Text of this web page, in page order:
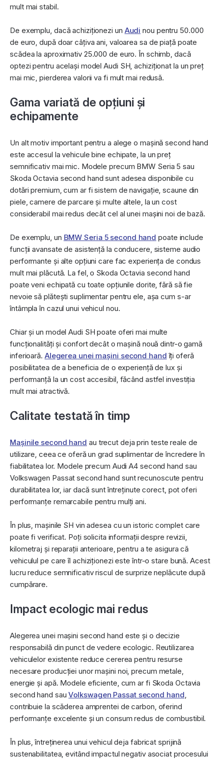
mult mai stabil.
De exemplu, dacă achiziționezi un Audi nou pentru 50.000
de euro, după doar câțiva ani, valoarea sa de piață poate
scădea la aproximativ 25.000 de euro. În schimb, dacă
optezi pentru același model Audi SH, achiziționat la un preț
mai mic, pierderea valorii va fi mult mai redusă.
Gama variată de opțiuni și
echipamente
Un alt motiv important pentru a alege o mașină second hand
este accesul la vehicule bine echipate, la un preț
semnificativ mai mic. Modele precum BMW Seria 5 sau
Skoda Octavia second hand sunt adesea disponibile cu
dotări premium, cum ar fi sistem de navigație, scaune din
piele, camere de parcare și multe altele, la un cost
considerabil mai redus decât cel al unei mașini noi de bază.
De exemplu, un BMW Seria 5 second hand poate include
funcții avansate de asistență la conducere, sisteme audio
performante și alte opțiuni care fac experiența de condus
mult mai plăcută. La fel, o Skoda Octavia second hand
poate veni echipată cu toate opțiunile dorite, fără să fie
nevoie să plătești suplimentar pentru ele, așa cum s-ar
întâmpla în cazul unui vehicul nou.
Chiar și un model Audi SH poate oferi mai multe
funcționalități și confort decât o mașină nouă dintr-o gamă
inferioară. Alegerea unei mașini second hand îți oferă
posibilitatea de a beneficia de o experiență de lux și
performanță la un cost accesibil, făcând astfel investiția
mult mai atractivă.
Calitate testată în timp
Mașinile second hand au trecut deja prin teste reale de
utilizare, ceea ce oferă un grad suplimentar de încredere în
fiabilitatea lor. Modele precum Audi A4 second hand sau
Volkswagen Passat second hand sunt recunoscute pentru
durabilitatea lor, iar dacă sunt întreținute corect, pot oferi
performanțe remarcabile pentru mulți ani.
În plus, mașinile SH vin adesea cu un istoric complet care
poate fi verificat. Poți solicita informații despre revizii,
kilometraj și reparații anterioare, pentru a te asigura că
vehiculul pe care îl achiziționezi este într-o stare bună. Acest
lucru reduce semnificativ riscul de surprize neplăcute după
cumpărare.
Impact ecologic mai redus
Alegerea unei mașini second hand este și o decizie
responsabilă din punct de vedere ecologic. Reutilizarea
vehiculelor existente reduce cererea pentru resurse
necesare producției unor mașini noi, precum metale,
energie și apă. Modele eficiente, cum ar fi Skoda Octavia
second hand sauVolkswagen Passat second hand
contribuie la scăderea amprentei de carbon, oferind
performanțe excelente și un consum redus de combustibil.
În plus, întreținerea unui vehicul deja fabricat sprijină
sustenabilitatea, evitând impactul negativ asociat procesului